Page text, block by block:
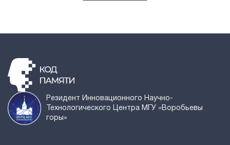
Резидент Инновационного Научно-
Технологического Центра МГУ «Воробьевы
горы»